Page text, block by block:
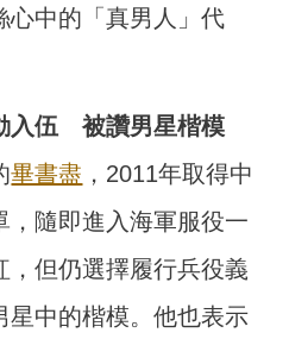
心中的「真男人」代
入伍 被讚男星楷模
畢書盡 ，2011年取得中
，隨即進入海軍服役一
，但仍選擇履行兵役義
星中的楷模。他也表示